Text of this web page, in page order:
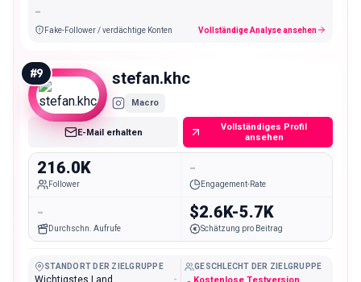
-
Fake-Follower / verdächtige Konten Vollständige Analyse ansehen
#9 stefan.khc
Macro
E-Mail erhalten
Vollständiges Profil
ansehen
216.0K
Follower
-
Engagement-Rate
-
Durchschn. Aufrufe
$2.6K-5.7K
Schätzung pro Beitrag
STANDORT DER ZIELGRUPPE
Wichtigstes Land -
GESCHLECHT DER ZIELGRUPPE
Kostenlose Testversion